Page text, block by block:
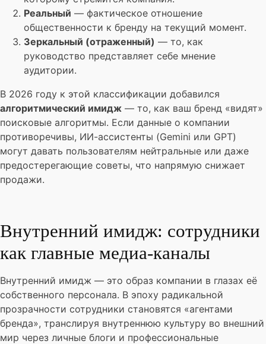
Реальный — фактическое отношение
общественности к бренду на текущий момент.
Зеркальный (отраженный) — то, как
руководство представляет себе мнение
аудитории.
В 2026 году к этой классификации добавился
алгоритмический имидж — то, как ваш бренд «видят»
поисковые алгоритмы. Если данные о компании
противоречивы, ИИ-ассистенты (Gemini или GPT)
могут давать пользователям нейтральные или даже
предостерегающие советы, что напрямую снижает
продажи.
Внутренний имидж: сотрудники
как главные медиа-каналы
Внутренний имидж — это образ компании в глазах её
собственного персонала. В эпоху радикальной
прозрачности сотрудники становятся «агентами
бренда», транслируя внутреннюю культуру во внешний
мир через личные блоги и профессиональные